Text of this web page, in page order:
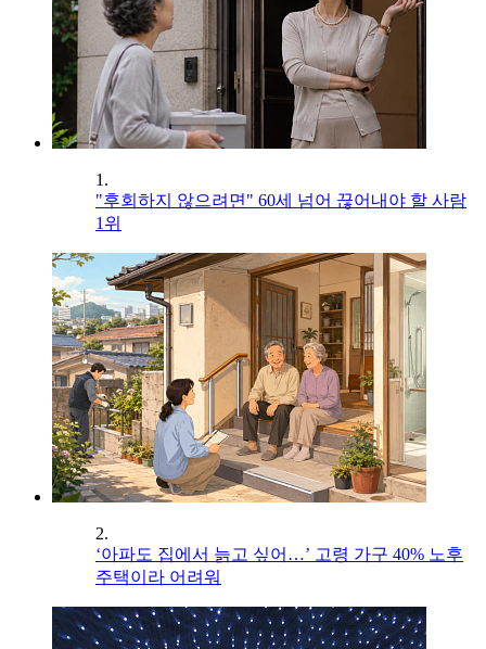
1.
"후회하지 않으려면" 60세 넘어 끊어내야 할 사람
1위
2.
‘아파도 집에서 늙고 싶어…’ 고령 가구 40% 노후
주택이라 어려워